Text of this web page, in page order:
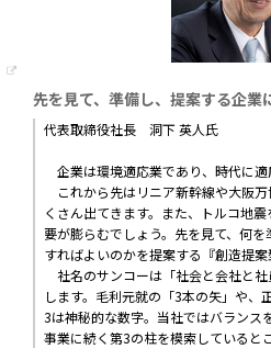
先を見て、準備し、提案する企業
代表取締役社長 洞下 英人氏
企業は環境適応業であり、時代に適
これから先はリニア新幹線や大阪
くさん出てきます。また、トルコ地
要が膨らむでしょう。先を見て、何
すればよいのかを提案する『創造提案
社名のサンコーは「社会と会社と
します。毛利元就の「3本の矢」や、
3は神秘的な数字。当社ではバランス
事業に続く第3の柱を模索していると